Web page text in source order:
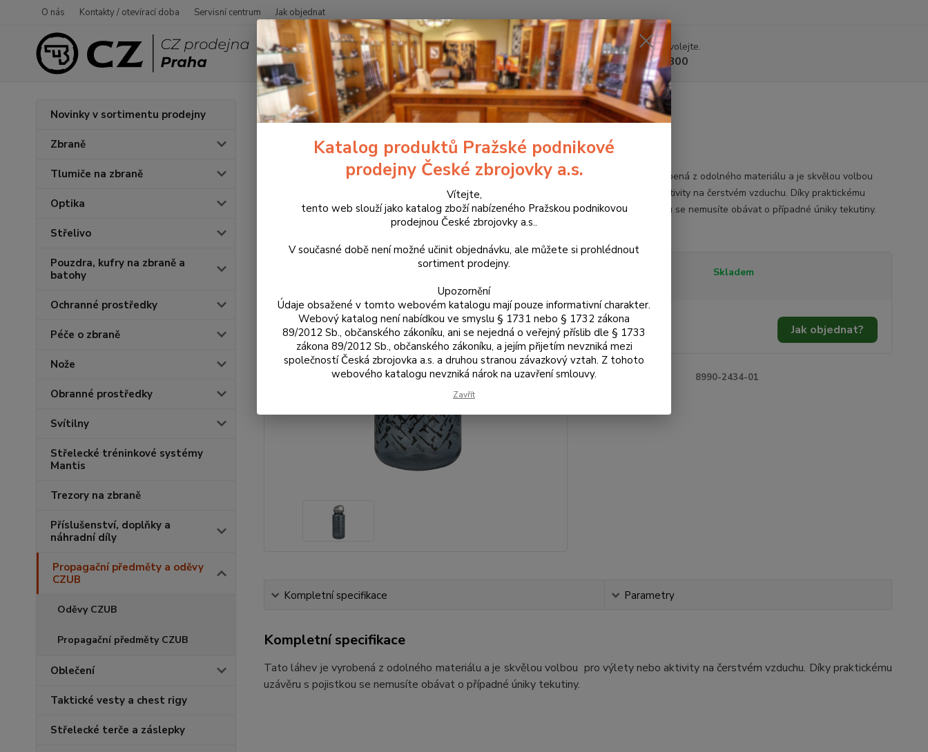
O nás Kontakty / otevírací doba Servisní centrum Jak objednat
Hledat Nevíte si rady? Zavolejte.
+420 225 375 800
Novinky v sortimentu prodejny
Zbraně
Tlumiče na zbraně
Optika
Střelivo
Pouzdra, kufry na zbraně a
batohy
Ochranné prostředky
Péče o zbraně
Nože
Obranné prostředky
Svítilny
Střelecké tréninkové systémy
Mantis
Trezory na zbraně
Příslušenství, doplňky a
náhradní díly
Propagační předměty a oděvy
CZUB
Oděvy CZUB
Propagační předměty CZUB
Oblečení
Taktické vesty a chest rigy
Střelecké terče a záslepky
Úvod Propagační předměty a oděvy CZUB Lahev Nalgene 1l CZUB 2025
Lahev Nalgene 1l CZUB 2025
Tato láhev je vyrobená z odolného materiálu a je skvělou volbou
pro výlety nebo aktivity na čerstvém vzduchu. Díky praktickému
uzávěru s pojistkou se nemusíte obávat o případné úniky tekutiny.
Skladem
580 Kč
479 Kč bez DPH Jak objednat?
Číslo produktu: 8990-2434-01
Kompletní specifikace Parametry
Kompletní specifikace
Tato láhev je vyrobená z odolného materiálu a je skvělou volbou pro výlety nebo aktivity na čerstvém vzduchu. Díky praktickému
uzávěru s pojistkou se nemusíte obávat o případné úniky tekutiny.
Katalog produktů Pražské podnikové
prodejny České zbrojovky a.s.
Vítejte,
tento web slouží jako katalog zboží nabízeného Pražskou podnikovou
prodejnou České zbrojovky a.s..
V současné době není možné učinit objednávku, ale můžete si prohlédnout
sortiment prodejny.
Upozornění
Údaje obsažené v tomto webovém katalogu mají pouze informativní charakter.
Webový katalog není nabídkou ve smyslu § 1731 nebo § 1732 zákona
89/2012 Sb., občanského zákoníku, ani se nejedná o veřejný příslib dle § 1733
zákona 89/2012 Sb., občanského zákoníku, a jejím přijetím nevzniká mezi
společností Česká zbrojovka a.s. a druhou stranou závazkový vztah. Z tohoto
webového katalogu nevzniká nárok na uzavření smlouvy.
Zavřít